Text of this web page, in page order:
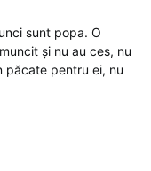
sunt popa. O
și nu au ces, nu
păcate pentru ei, nu